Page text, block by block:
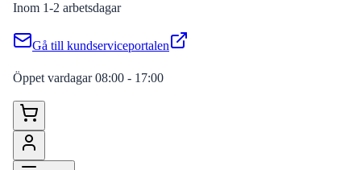
Inom 1-2 arbetsdagar
Gå till kundserviceportalen
Öppet vardagar 08:00 - 17:00